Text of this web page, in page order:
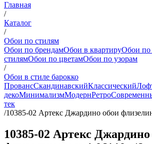
Главная
/
Каталог
/
Обои по стилям
Обои по брендамОбои в квартируОбои по
стилямОбои по цветамОбои по узорам
/
Обои в стиле барокко
ПровансСкандинавскийКлассический
декоМинимализмМодернРетро
тек
/10385-02 Артекс Джардино обои
10385-02 Артекс